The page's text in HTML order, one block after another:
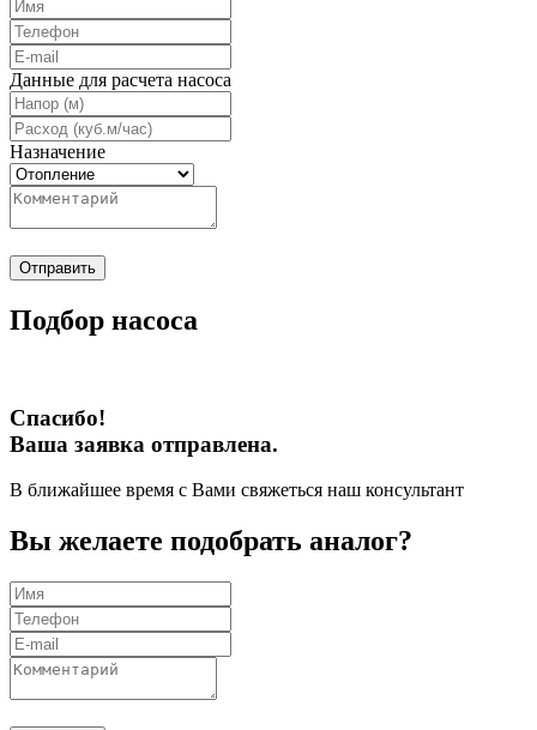
Данные для расчета насоса
Назначение
Отправить
Подбор насоса
Спасибо!
Ваша заявка отправлена.
В ближайшее время с Вами свяжеться наш консультант
Вы желаете подобрать аналог?